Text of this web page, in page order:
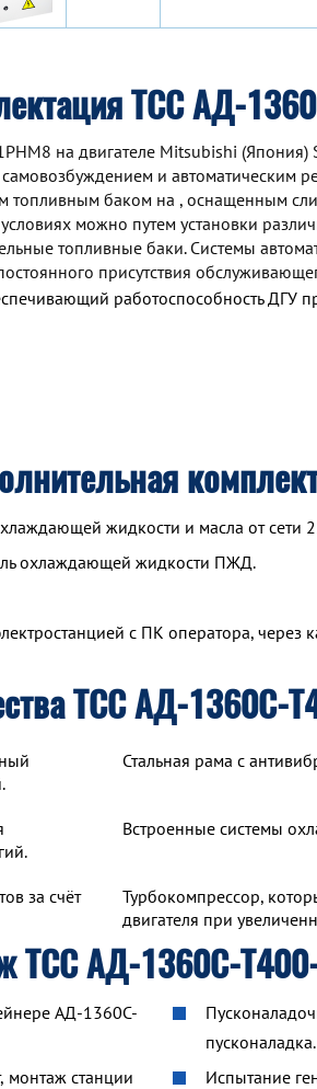
ТСС АД-
на двигателе Mitsubishi
и автоматическим
топливным баком на , оснащенным
можно путем установки
топливные баки. Системы
присутствия
работоспособность ДГУ
жидкости и масла от сети
охлаждающей жидкости ПЖД.
с ПК оператора, через
ТСС АД-1360С-
Стальная рама с
Встроенные системы
за счёт
Турбокомпрессор,
двигателя при
ТСС АД-1360С-
АД-1360С-
монтаж станции
пусконаладка.
Испытание